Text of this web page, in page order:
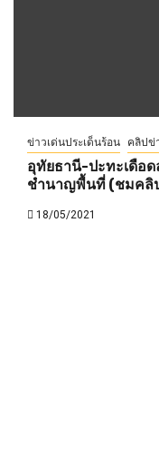
ข่าวเด่นประเด็นร้อน คลิปข่
อุทัยธานี-ปะทะเดือ
ชำนาญพื้นที่ (ชมคลิ
18/05/2021